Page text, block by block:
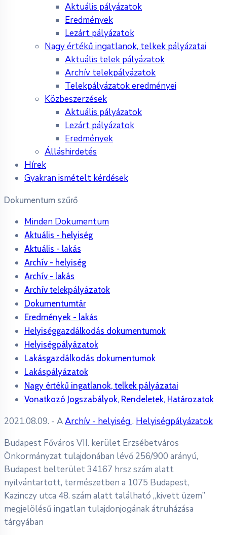
Aktuális pályázatok
Eredmények
Lezárt pályázatok
Nagy értékű ingatlanok, telkek pályázatai
Aktuális telek pályázatok
Archív telekpályázatok
Telekpályázatok eredményei
Közbeszerzések
Aktuális pályázatok
Lezárt pályázatok
Eredmények
Álláshirdetés
Hírek
Gyakran ismételt kérdések
Dokumentum szűrő
Minden Dokumentum
Aktuális - helyiség
Aktuális - lakás
Archív - helyiség
Archív - lakás
Archív telekpályázatok
Dokumentumtár
Eredmények - lakás
Helyiséggazdálkodás dokumentumok
Helyiségpályázatok
Lakásgazdálkodás dokumentumok
Lakáspályázatok
Nagy értékű ingatlanok, telkek pályázatai
Vonatkozó Jogszabályok, Rendeletek, Határozatok
2021.08.09. - AArchív - helyiség, Helyiségpályázatok
Budapest Főváros VII. kerület Erzsébetváros
Önkormányzat tulajdonában lévő 256/900 arányú,
Budapest belterület 34167 hrsz szám alatt
nyilvántartott, természetben a 1075 Budapest,
Kazinczy utca 48. szám alatt található „kivett üzem”
megjelölésű ingatlan tulajdonjogának átruházása
tárgyában